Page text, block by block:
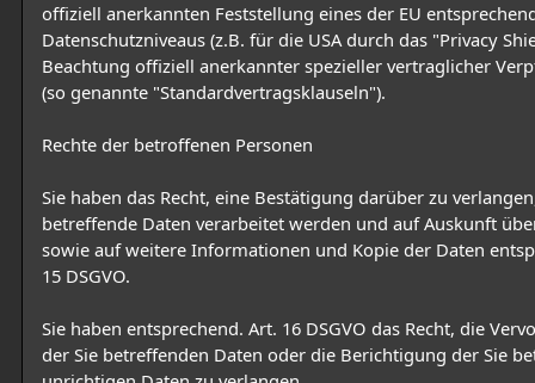
offiziell anerkannten Feststellung eines der EU
Datenschutzniveaus (z.B. für die USA durch das "Privacy
Beachtung offiziell anerkannter spezieller vertraglicher
(so genannte "Standardvertragsklauseln").
Rechte der betroffenen Personen
Sie haben das Recht, eine Bestätigung darüber zu
betreffende Daten verarbeitet werden und auf Auskunft
sowie auf weitere Informationen und Kopie der Daten
15 DSGVO.
Sie haben entsprechend. Art. 16 DSGVO das Recht, die
der Sie betreffenden Daten oder die Berichtigung der Sie